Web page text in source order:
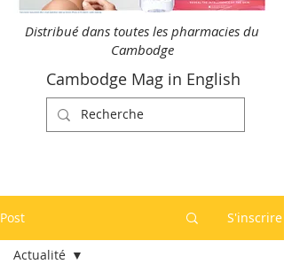
Distribué dans toutes les pharmacies du
Cambodge
Cambodge Mag in English
Post S'inscrire
Actualité